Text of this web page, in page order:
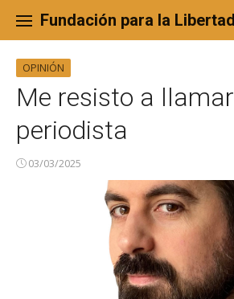
content
Fundación para la Libertad
OPINIÓN
Me resisto a
periodista
03/03/2025